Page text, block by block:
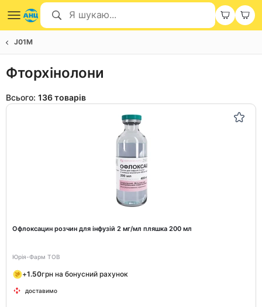
J01M
Фторхінолони
Всього: 136 товарів
Офлоксацин розчин для інфузій 2 мг/мл пляшка 200 мл
Юрія-Фарм ТОВ
+1.50грн на бонусний рахунок
доставимо